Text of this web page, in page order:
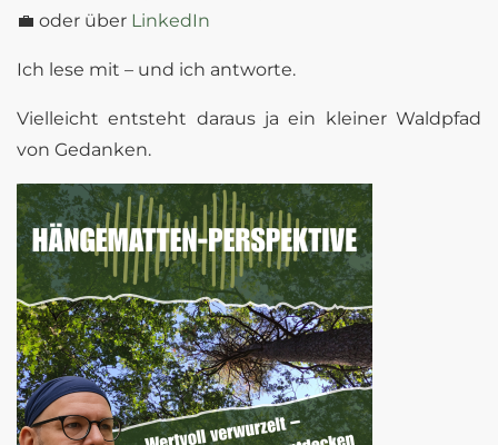
💼 oder über LinkedIn
Ich lese mit – und ich antworte.
Vielleicht entsteht daraus ja ein kleiner Waldpfad
von Gedanken.